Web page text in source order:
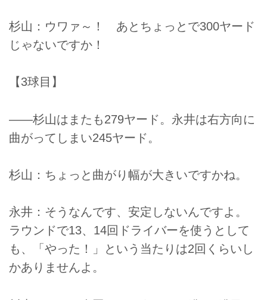
杉山：ウワァ～！ あとちょっとで300ヤード
じゃないですか！
【3球目】
――杉山はまたも279ヤード。永井は右方向に
曲がってしまい245ヤード。
杉山：ちょっと曲がり幅が大きいですかね。
永井：そうなんです、安定しないんですよ。
ラウンドで13、14回ドライバーを使うとして
も、「やった！」という当たりは2回くらいし
かありませんよ。